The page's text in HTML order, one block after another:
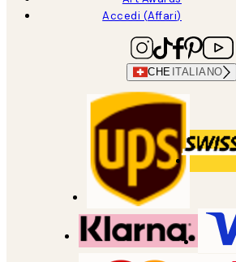
Accedi (Affari)
CHE ITALIANO